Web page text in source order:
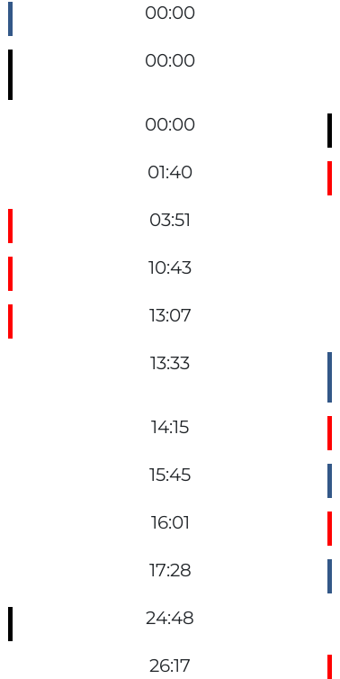
00:00
00:00
00:00
01:40
03:51
10:43
13:07
13:33
14:15
15:45
16:01
17:28
24:48
26:17